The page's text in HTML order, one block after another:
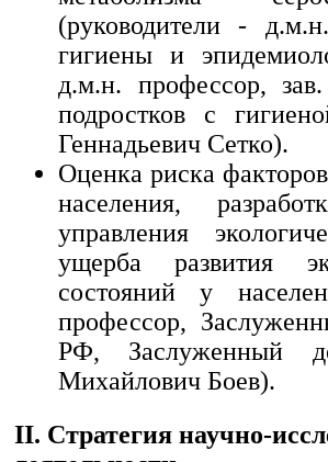
(руководители -
гигиены и
д.м.н. профессор,
подростков с
Геннадьевич Сетко).
Оценка риска
населения,
управления
ущерба развития
состояний у
профессор,
РФ, Заслуженный
Михайлович Боев).
II. Стратегия научно-